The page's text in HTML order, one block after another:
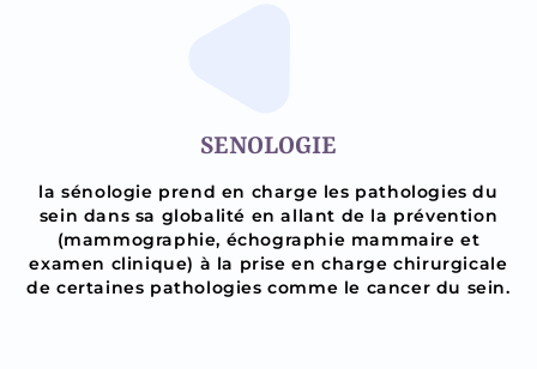
SENOLOGIE
la sénologie prend en charge les pathologies du
sein dans sa globalité en allant de la prévention
(mammographie, échographie mammaire et
examen clinique) à la prise en charge chirurgicale
de certaines pathologies comme le cancer du sein.